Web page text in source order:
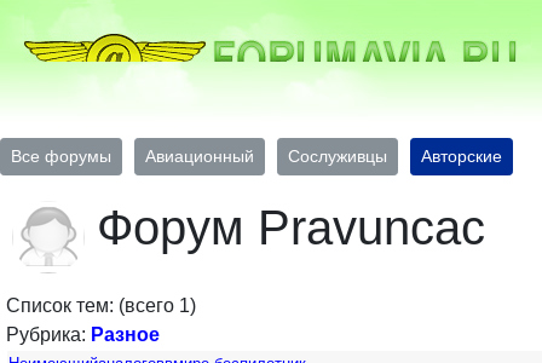
Все форумы Авиационный Сослуживцы Авторские
Форум Pravuncac
Список тем: (всего 1)
Рубрика: Разное